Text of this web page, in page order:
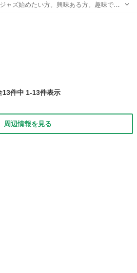
ャズ始めたい方。興味ある方。趣味でも
。 音楽人生スタートしてみませんか？ 長
13件中 1-13件表示
周辺情報を見る